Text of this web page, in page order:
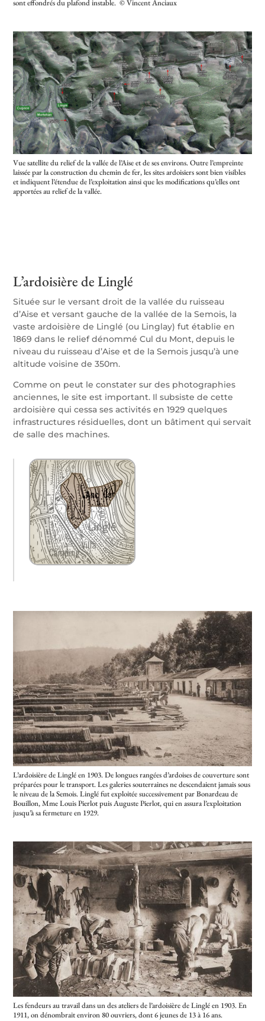
sont effondrés du plafond instable. © Vincent Anciaux
Vue satellite du relief de la vallée de l’Aise et de ses environs. Outre l’empreinte
laissée par la construction du chemin de fer, les sites ardoisiers sont bien visibles
et indiquent l’étendue de l’exploitation ainsi que les modifications qu’elles ont
apportées au relief de la vallée.
L’ardoisière de Linglé
Située sur le versant droit de la vallée du ruisseau
d’Aise et versant gauche de la vallée de la Semois, la
vaste ardoisière de Linglé (ou Linglay) fut établie en
1869 dans le relief dénommé Cul du Mont, depuis le
niveau du ruisseau d’Aise et de la Semois jusqu’à une
altitude voisine de 350m.
Comme on peut le constater sur des photographies
anciennes, le site est important. Il subsiste de cette
ardoisière qui cessa ses activités en 1929 quelques
infrastructures résiduelles, dont un bâtiment qui servait
de salle des machines.
L’ardoisière de Linglé en 1903. De longues rangées d’ardoises de couverture sont
préparées pour le transport.Les galeries souterraines ne descendaient jamais sous
le niveau de la Semois. Linglé fut exploitée successivement par Bonardeau de
Bouillon, Mme Louis Pierlot puis Auguste Pierlot, qui en assura l’exploitation
jusqu’à sa fermeture en 1929.
Les fendeurs au travail dans un des ateliers de l’ardoisière de Linglé en 1903. En
1911, on dénombrait environ 80 ouvriers, dont 6 jeunes de 13 à 16 ans.